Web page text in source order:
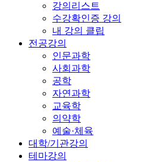
강의리스트
수강확인증 강의
내 강의 클립
전공강의
인문과학
사회과학
공학
자연과학
교육학
의약학
예술·체육
대학/기관강의
테마강의